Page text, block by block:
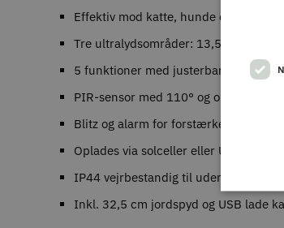
Effektiv mod katte, hunde og ræve
Tre ultralydsområder: 13,5-45 kHz
5 funktioner med justerbar styrke
PIR-sensor med 110° og op til 10
Blitz og alarm for forstærket effekt
Oplades via solceller eller USB-kabel
IP44 vejrbestandig til udendørs brug
Inkl. 32,5 cm jordspyd og USB lade